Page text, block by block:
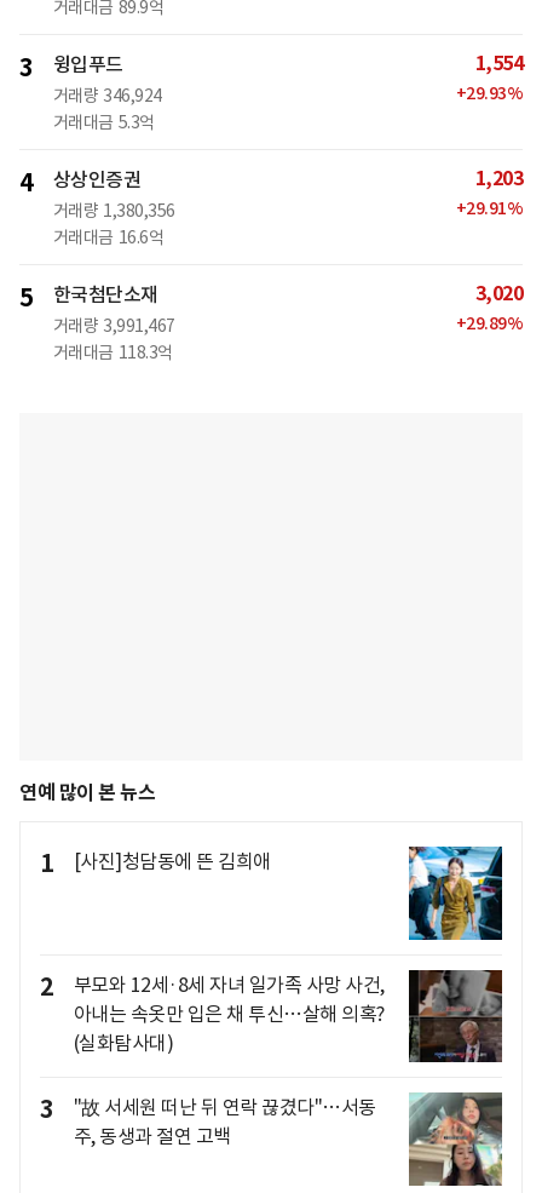
거래대금 89.9억
3 윙입푸드
거래량 346,924
거래대금 5.3억
1,554
+29.93%
4 상상인증권
거래량 1,380,356
거래대금 16.6억
1,203
+29.91%
5 한국첨단소재
거래량 3,991,467
거래대금 118.3억
3,020
+29.89%
연예 많이 본 뉴스
1 [사진]청담동에 뜬 김희애
2
부모와 12세·8세 자녀 일가족 사망 사건,
아내는 속옷만 입은 채 투신…살해 의혹?
(실화탐사대)
3
"故 서세원 떠난 뒤 연락 끊겼다"…서동
주, 동생과 절연 고백